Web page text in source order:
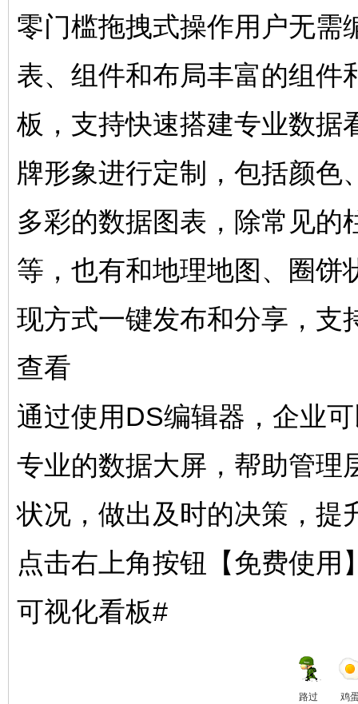
零门槛拖拽式操作用户无需
表、组件和布局丰富的组件
板，支持快速搭建专业数据
牌形象进行定制，包括颜色
多彩的数据图表，除常见的
等，也有和地理地图、圈饼
现方式一键发布和分享，支
查看
通过使用DS编辑器，企业
专业的数据大屏，帮助管理
状况，做出及时的决策，提
点击右上角按钮【免费使用
可视化看板#
路过 鸡